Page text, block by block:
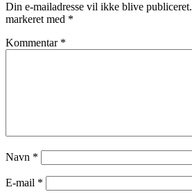
Din e-mailadresse vil ikke blive publiceret.
markeret med *
Kommentar *
Navn *
E-mail *